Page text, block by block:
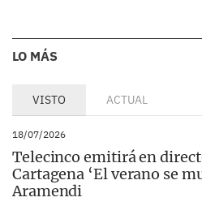
LO MÁS
VISTO ACTUAL
18/07/2026
Telecinco emitirá en
Cartagena ‘El verano se
Aramendi